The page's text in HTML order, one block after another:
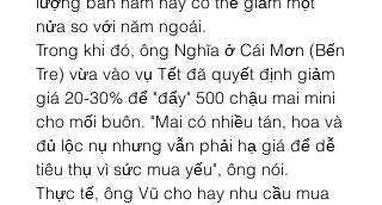
nửa so với năm ngoái.
Trong khi đó, ông Nghĩa ở Cái Mơn (Bến
Tre) vừa vào vụ Tết đã quyết định giảm
giá 20-30% để "đẩy" 500 chậu mai mini
cho mối buôn. "Mai có nhiều tán, hoa và
đủ lộc nụ nhưng vẫn phải hạ giá để dễ
tiêu thụ vì sức mua yếu", ông nói.
Thực tế, ông Vũ cho hay nhu cầu mua